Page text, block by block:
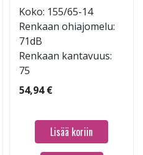
Koko: 155/65-14
Renkaan ohiajomelu:
71dB
Renkaan kantavuus:
75
54,94 €
Lisää koriin